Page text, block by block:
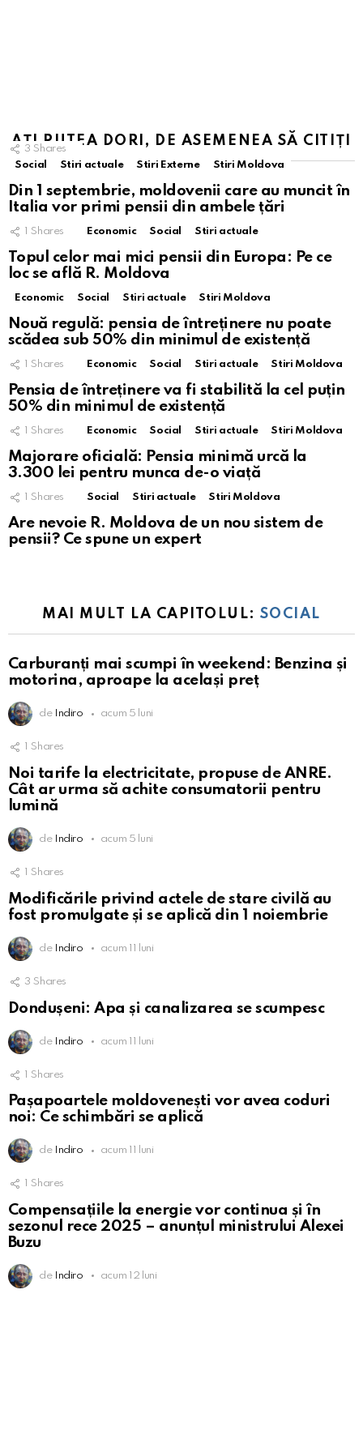
AȚI PUTEA DORI, DE ASEMENEA SĂ CITIȚI
3 Shares
Social
Stiri actuale Stiri Externe Stiri Moldova
Din 1 septembrie, moldovenii care au muncit în
Italia vor primi pensii din ambele țări
1 Shares Economic Social Stiri actuale
Topul celor mai mici pensii din Europa: Pe ce
loc se află R. Moldova
Economic Social Stiri actuale Stiri Moldova
Nouă regulă: pensia de întreținere nu poate
scădea sub 50% din minimul de existență
1 Shares Economic Social Stiri actuale Stiri Moldova
Pensia de întreținere va fi stabilită la cel puțin
50% din minimul de existență
1 Shares Economic Social Stiri actuale Stiri Moldova
Majorare oficială: Pensia minimă urcă la
3.300 lei pentru munca de-o viață
1 Shares Social Stiri actuale Stiri Moldova
Are nevoie R. Moldova de un nou sistem de
pensii? Ce spune un expert
MAI MULT LA CAPITOLUL: SOCIAL
Carburanți mai scumpi în weekend: Benzina și
motorina, aproape la același preț
de Indiro acum 5 luni
Shares
Noi tarife la electricitate, propuse de ANRE.
Cât ar urma să achite consumatorii pentru
lumină
de Indiro acum 5 luni
1 Shares
Modificările privind actele de stare civilă au
fost promulgate și se aplică din 1 noiembrie
de Indiro acum 11 luni
3 Shares
Dondușeni: Apa și canalizarea se scumpesc
de Indiro acum 11 luni
1 Shares
Pașapoartele moldovenești vor avea coduri
noi: Ce schimbări se aplică
de Indiro acum 11 luni
Shares
Compensațiile la energie vor continua și în
sezonul rece 2025 – anunțul ministrului Alexei
Buzu
de Indiro acum 12 luni